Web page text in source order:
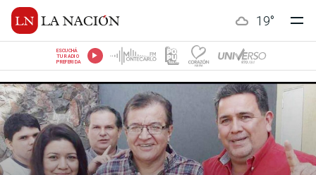
19°
ESCUCHÁ
TU RADIO
PREFERIDA